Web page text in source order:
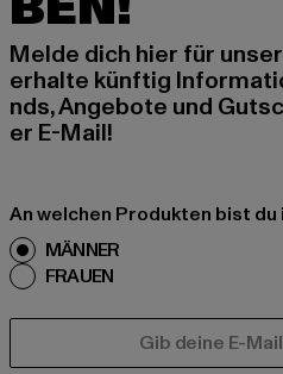
Melde dich hier für
erhalte künftig
nds, Angebote und
er E-Mail!
An welchen Produkten bist
MÄNNER
FRAUEN